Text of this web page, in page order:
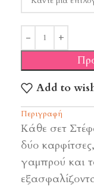
Add to
Περιγραφή
Κάθε σετ
δύο
γαμπρού και